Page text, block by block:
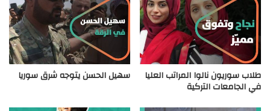
طلاب سوريون نالوا المراتب العليا
في الجامعات التركية
سهيل الحسن يتوجه شرق سوريا